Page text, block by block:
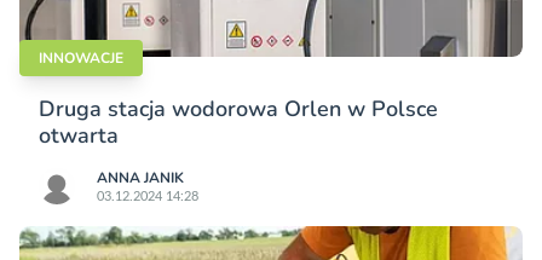
INNOWACJE
Druga stacja wodorowa Orlen w Polsce
otwarta
ANNA JANIK
03.12.2024 14:28